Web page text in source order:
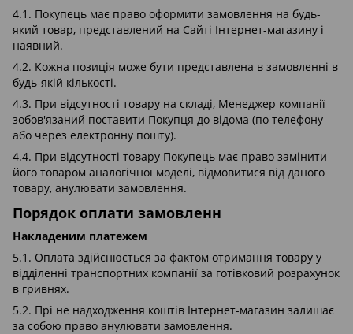
4.1. Покупець має право оформити замовлення на будь-
який товар, представлений на Сайті Інтернет-магазину і
наявний.
4.2. Кожна позиція може бути представлена ​​в замовленні в
будь-якій кількості.
4.3. При відсутності товару на складі, Менеджер компанії
зобов'язаний поставити Покупця до відома (по телефону
або через електронну пошту).
4.4. При відсутності товару Покупець має право замінити
його товаром аналогічної моделі, відмовитися від даного
товару, анулювати замовлення.
Порядок оплати замовленн
Накладеним платежем
5.1. Оплата здійснюється за фактом отримання товару у
відділенні транспортних компанії за готівковий розрахунок
в гривнях.
5.2. Прі не надходження коштів Інтернет-магазин залишає
за собою право анулювати замовлення.